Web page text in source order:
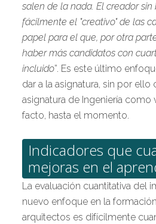
salen de la nada. El creador sin
fácilmente el "creativo" de las
papel para el que, por otra
haber más candidatos con
incluido”. Es este último
dar a la asignatura, sin por ello
asignatura de Ingeniería como
facto, hasta el momento.
Indicadores que
mejoras en el
La evaluación cuantitativa del
nuevo enfoque en la
arquitectos es difícilmente